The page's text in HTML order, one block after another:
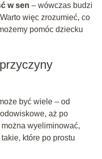
w sen – wówczas budzi
więc zrozumieć, co
pomóc dziecku
być wiele – od
aż po
wyeliminować,
które po prostu